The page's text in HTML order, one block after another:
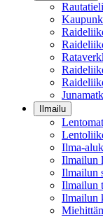
Ilmailu
Ilma-
Ilmailun
Ilmailun
Ilmailun
Ilmailun